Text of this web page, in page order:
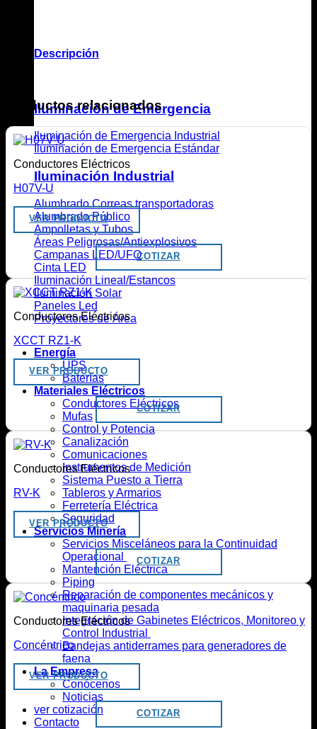
Iluminación de Emergencia
Iluminación de Emergencia Industrial
Iluminación de Emergencia Estándar
Iluminación Industrial
Alumbrado Correas transportadoras
Alumbrado Público
Ampolletas y Tubos
Áreas Peligrosas/Antiexplosivos
Campanas LED/UFO
Cinta LED
Iluminación Lineal/Estancos
Iluminación Solar
Paneles Led
Proyectores de Área
Energía
UPS
Baterías
Materiales Eléctricos
Conductores Eléctricos
Mufas
Control y Potencia
Canalización
Comunicaciones
Instrumentos de Medición
Sistema Puesto a Tierra
Tableros y Armarios
Ferretería Eléctrica
Seguridad
Servicios Minería
Servicios Misceláneos para la Continuidad
Operacional
Mantención Eléctrica
Piping
Reparación de componentes mecánicos y
maquinaria pesada
Integración de Gabinetes Eléctricos, Monitoreo y
Control Industrial
Bandejas antiderrames para generadores de
faena
La Empresa
Conócenos
Noticias
ver cotización
Contacto
Descripción
Productos relacionados
Conductores Eléctricos
H07V-U
VER PRODUCTO
COTIZAR
Conductores Eléctricos
XCCT RZ1-K
VER PRODUCTO
COTIZAR
Conductores Eléctricos
RV-K
VER PRODUCTO
COTIZAR
Conductores Eléctricos
Concéntrico
VER PRODUCTO
COTIZAR